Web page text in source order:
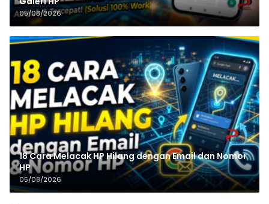
05/08/2026
18 Cara Melacak HP Hilang dengan Email dan Nomor
HP
05/08/2026